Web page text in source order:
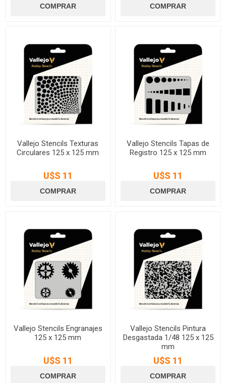
Vallejo Stencils Texturas
Circulares 125 x 125 mm
U$S 11
Vallejo Stencils Tapas de
Registro 125 x 125 mm
U$S 11
Vallejo Stencils Engranajes
125 x 125 mm
U$S 11
Vallejo Stencils Pintura
Desgastada 1/48 125 x 125
mm
U$S 11